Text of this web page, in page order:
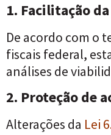
1. Facilitação
De acordo com o
fiscais federal,
análises de
2. Proteção de
Alterações da Lei